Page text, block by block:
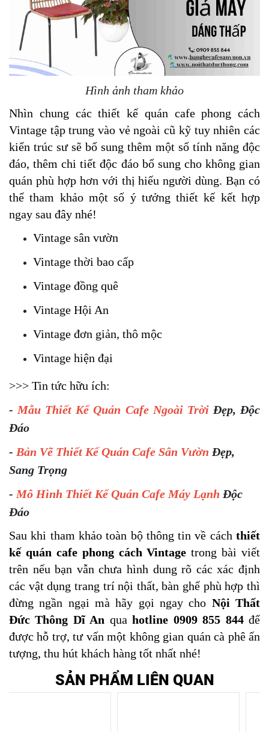
Hình ảnh tham khảo
Nhìn chung các thiết kế quán cafe phong cách
Vintage tập trung vào vẻ ngoài cũ kỹ tuy nhiên các
kiến trúc sư sẽ bổ sung thêm một số tính năng độc
đáo, thêm chi tiết độc đáo bổ sung cho không gian
quán phù hợp hơn với thị hiếu người dùng. Bạn có
thể tham khảo một số ý tưởng thiết kế kết hợp
ngay sau đây nhé!
Vintage sân vườn
Vintage thời bao cấp
Vintage đồng quê
Vintage Hội An
Vintage đơn giản, thô mộc
Vintage hiện đại
>>> Tin tức hữu ích:
- Mẫu Thiết Kế Quán Cafe Ngoài Trời Đẹp, Độc
Đáo
- Bản Vẽ Thiết Kế Quán Cafe Sân Vườn Đẹp,
Sang Trọng
- Mô Hình Thiết Kế Quán Cafe Máy Lạnh Độc
Đáo
Sau khi tham khảo toàn bộ thông tin về cách thiết
kế quán cafe phong cách Vintage trong bài viết
trên nếu bạn vẫn chưa hình dung rõ các xác định
các vật dụng trang trí nội thất, bàn ghế phù hợp thì
đừng ngần ngại mà hãy gọi ngay cho Nội Thất
Đức Thông Dĩ An qua hotline 0909 855 844 để
được hỗ trợ, tư vấn một không gian quán cà phê ấn
tượng, thu hút khách hàng tốt nhất nhé!
SẢN PHẨM LIÊN QUAN